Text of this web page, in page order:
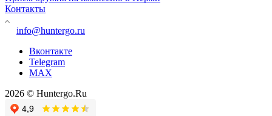
Контакты
info@huntergo.ru
Вконтакте
Telegram
MAX
2026 © Huntergo.Ru